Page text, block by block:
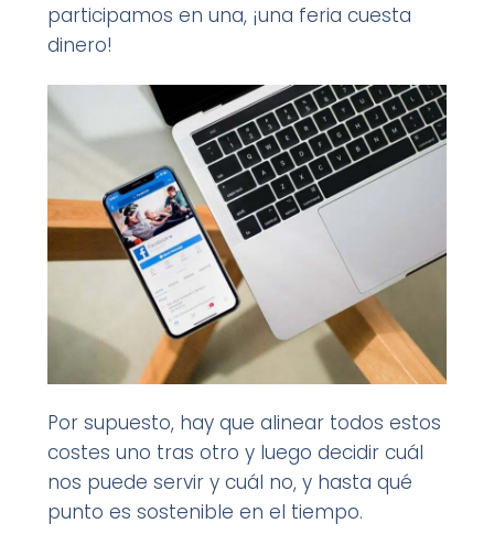
participamos en una, ¡una feria cuesta
dinero!
Por supuesto, hay que alinear todos estos
costes uno tras otro y luego decidir cuál
nos puede servir y cuál no, y hasta qué
punto es sostenible en el tiempo.